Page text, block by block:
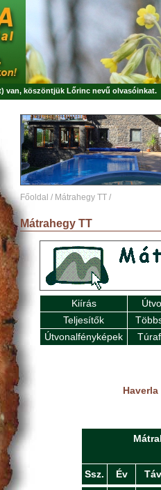
van, köszöntjük Lőrinc nevű olvasóinkat.
Főoldal / Mátrahegy TT /
Mátrahegy TT
Kiírás
Teljesítők
Útvonalfényképek
Ssz. Év Táv